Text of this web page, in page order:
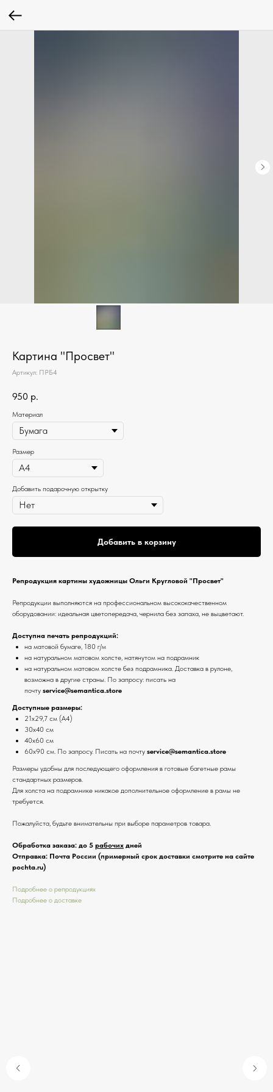
Картина "Просвет"
Артикул: ПРБ4
950 р.
Материал
Размер
Добавить подарочную открытку
Добавить в корзину
Репродукция картины художницы Ольги Кругловой "Просвет"
Репродукции выполняются на профессиональном высококачественном
оборудовании: идеальная цветопередача, чернила без запаха, не выцветают.
Доступна печать репродукций:
на матовой бумаге, 180 г/м
на натуральном матовом холсте, натянутом на подрамник
на натуральном матовом холсте без подрамника. Доставка в рулоне,
возможна в другие страны. По запросу: писать на
почту service@semantica.store
Доступные размеры:
21х29,7 см (А4)
30х40 см
40х60 см
60х90 см. По запросу. Писать на почту service@semantica.store
Размеры удобны для последующего оформления в готовые багетные рамы
стандартных размеров.
Для холста на подрамнике никакое дополнительное оформление в рамы не
требуется.
Пожалуйста, будьте внимательны при выборе параметров товара.
Обработка заказа: до 5 рабочих дней
Отправка: Почта России (примерный срок доставки смотрите на сайте
pochta.ru)
Подробнее о репродукциях
Подробнее о доставке